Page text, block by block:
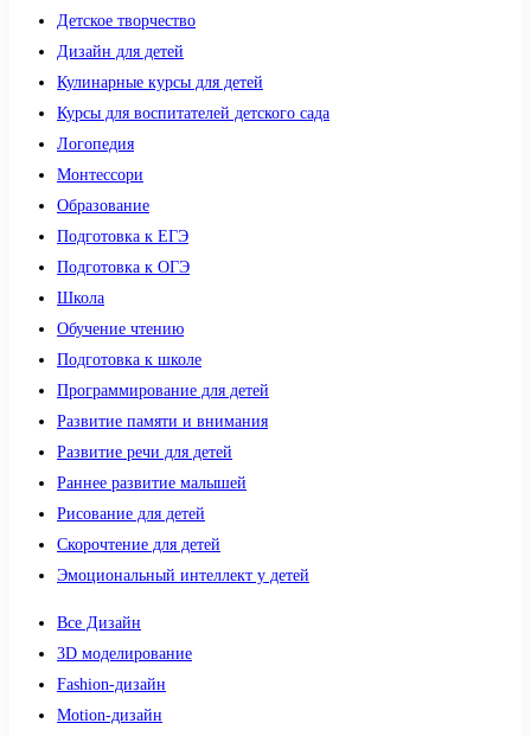
Детское творчество
Дизайн для детей
Кулинарные курсы для детей
Курсы для воспитателей детского сада
Логопедия
Монтессори
Образование
Подготовка к ЕГЭ
Подготовка к ОГЭ
Школа
Обучение чтению
Подготовка к школе
Программирование для детей
Развитие памяти и внимания
Развитие речи для детей
Раннее развитие малышей
Рисование для детей
Скорочтение для детей
Эмоциональный интеллект у детей
Все Дизайн
3D моделирование
Fashion-дизайн
Motion-дизайн